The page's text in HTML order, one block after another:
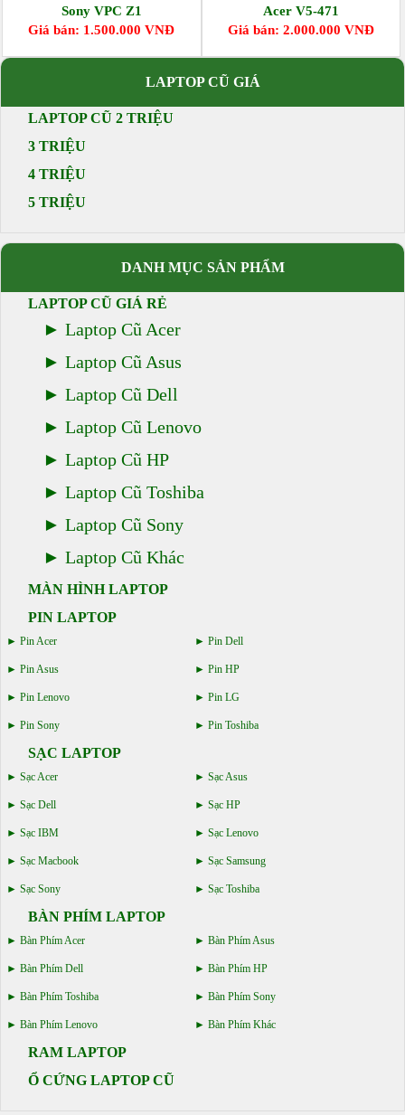
Sony VPC Z1
Giá bán: 1.500.000 VNĐ
Acer V5-471
Giá bán: 2.000.000 VNĐ
LAPTOP CŨ GIÁ
LAPTOP CŨ 2 TRIỆU
3 TRIỆU
4 TRIỆU
5 TRIỆU
DANH MỤC SẢN PHẨM
LAPTOP CŨ GIÁ RẺ
Laptop Cũ Acer
Laptop Cũ Asus
Laptop Cũ Dell
Laptop Cũ Lenovo
Laptop Cũ HP
Laptop Cũ Toshiba
Laptop Cũ Sony
Laptop Cũ Khác
MÀN HÌNH LAPTOP
PIN LAPTOP
Pin Acer Pin Dell
Pin Asus Pin HP
Pin Lenovo Pin LG
Pin Sony Pin Toshiba
SẠC LAPTOP
Sạc Acer Sạc Asus
Sạc Dell Sạc HP
Sạc IBM Sạc Lenovo
Sạc Macbook Sạc Samsung
Sạc Sony Sạc Toshiba
BÀN PHÍM LAPTOP
Bàn Phím Acer Bàn Phím Asus
Bàn Phím Dell Bàn Phím HP
Bàn Phím Toshiba Bàn Phím Sony
Bàn Phím Lenovo Bàn Phím Khác
RAM LAPTOP
Ổ CỨNG LAPTOP CŨ